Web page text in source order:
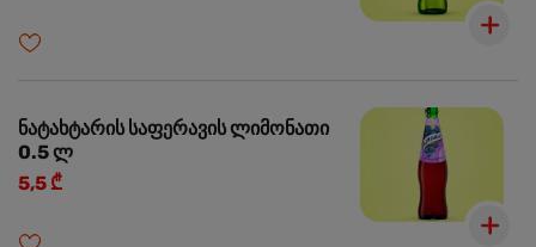
ნატახტარის საფერავის ლიმონათი
0.5 ლ
5,5 ₾